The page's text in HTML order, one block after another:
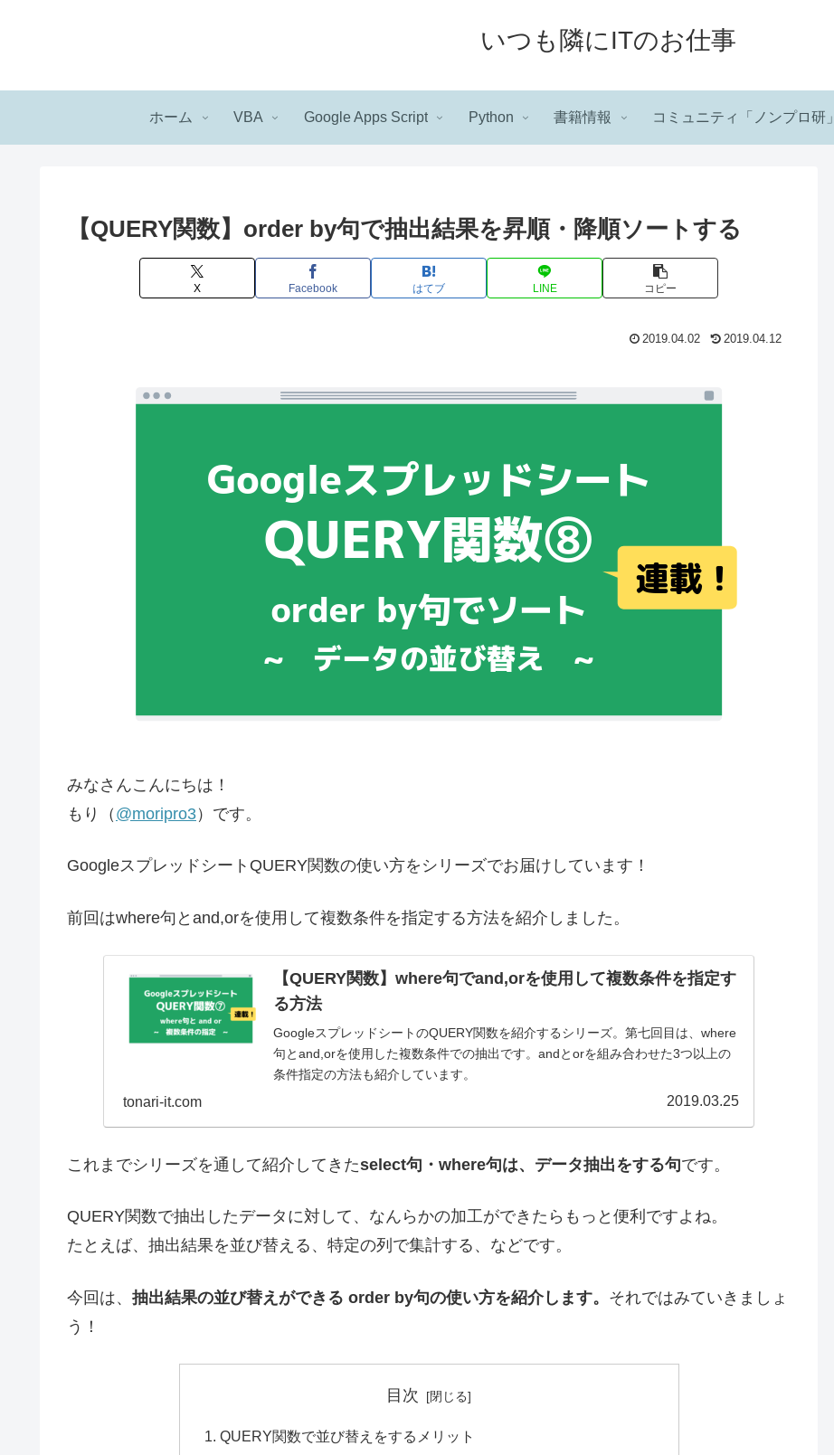
いつも隣にITのお仕事
ホーム VBA Google Apps Script Python 書籍情報 コミュニティ「ノンプロ研」
【QUERY関数】order by句で抽出結果を昇順・降順ソートする
X Facebook はてブ LINE コピー
2019.04.02 2019.04.12
みなさんこんにちは！
もり（ @moripro3）です。
GoogleスプレッドシートQUERY関数の使い方をシリーズでお届けしています！
前回はwhere句とand,orを使用して複数条件を指定する方法を紹介しました。
【QUERY関数】where句でand,orを使用して複数条件を指定す
る方法
GoogleスプレッドシートのQUERY関数を紹介するシリーズ。第七回目は、where
句とand,orを使用した複数条件での抽出です。andとorを組み合わせた3つ以上の
条件指定の方法も紹介しています。
tonari-it.com 2019.03.25
これまでシリーズを通して紹介してきたselect句・where句は、データ抽出をする句です。
QUERY関数で抽出したデータに対して、なんらかの加工ができたらもっと便利ですよね。
たとえば、抽出結果を並び替える、特定の列で集計する、などです。
今回は、 抽出結果の並び替えができる order by句の使い方を紹介します。 それではみていきましょ
う！
目次
QUERY関数で並び替えをするメリット